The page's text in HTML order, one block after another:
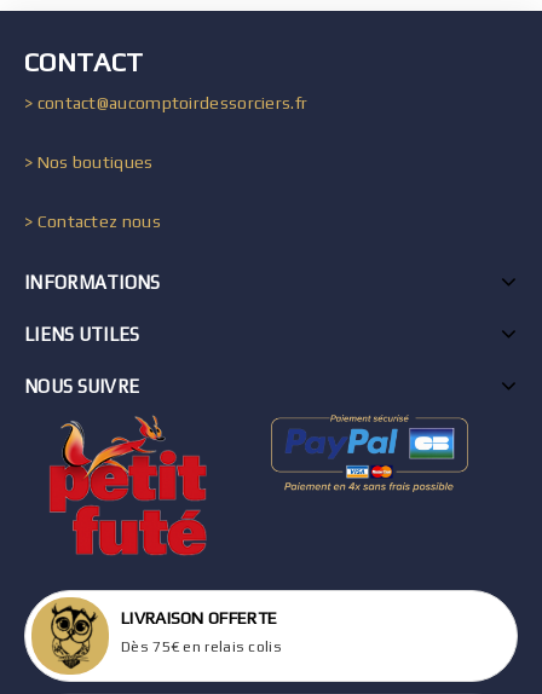
CONTACT
> contact@aucomptoirdessorciers.fr
> Nos boutiques
> Contactez nous
INFORMATIONS
LIENS UTILES
NOUS SUIVRE
LIVRAISON OFFERTE
Dès 75€ en relais colis